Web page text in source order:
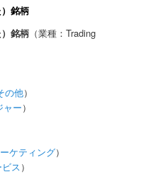
銘柄
銘柄 （業種：Trading
の他）
ャー）
ケティング）
ス ）